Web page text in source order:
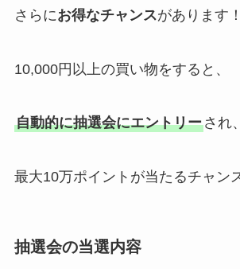
さらにお得なチャンスがあります！
10,000円以上の買い物をすると、
自動的に抽選会にエントリーされ、
最大10万ポイントが当たるチャン
抽選会の当選内容